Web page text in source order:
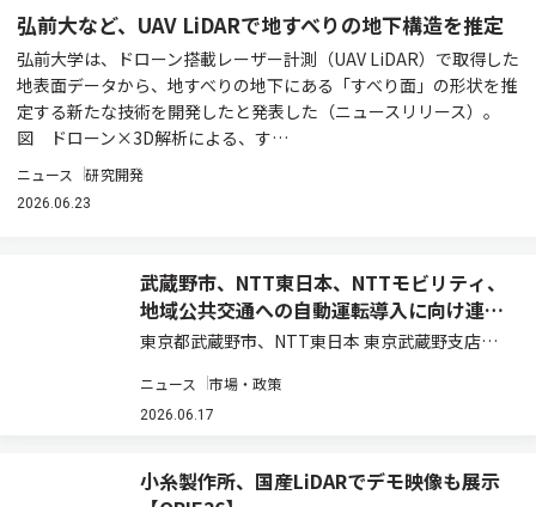
弘前大など、UAV LiDARで地すべりの地下構造を推定
弘前大学は、ドローン搭載レーザー計測（UAV LiDAR）で取得した
地表面データから、地すべりの地下にある「すべり面」の形状を推
定する新たな技術を開発したと発表した（ニュースリリース）。
図 ドローン×3D解析による、す…
ニュース 研究開発
2026.06.23
武蔵野市、NTT東日本、NTTモビリティ、
地域公共交通への自動運転導入に向け連携
協定を締結
東京都武蔵野市、NTT東日本 東京武蔵野支店、
交通への自動運転導入に向けた連携協定」を締結
した（ニュースリリース）。 今回の協定は、武蔵
ニュース 市場・政策
2026.06.17
小糸製作所、国産LiDARでデモ映像も展示